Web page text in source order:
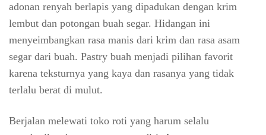
adonan renyah berlapis yang dipadukan dengan krim
lembut dan potongan buah segar. Hidangan ini
menyeimbangkan rasa manis dari krim dan rasa asam
segar dari buah. Pastry buah menjadi pilihan favorit
karena teksturnya yang kaya dan rasanya yang tidak
terlalu berat di mulut.
Berjalan melewati toko roti yang harum selalu